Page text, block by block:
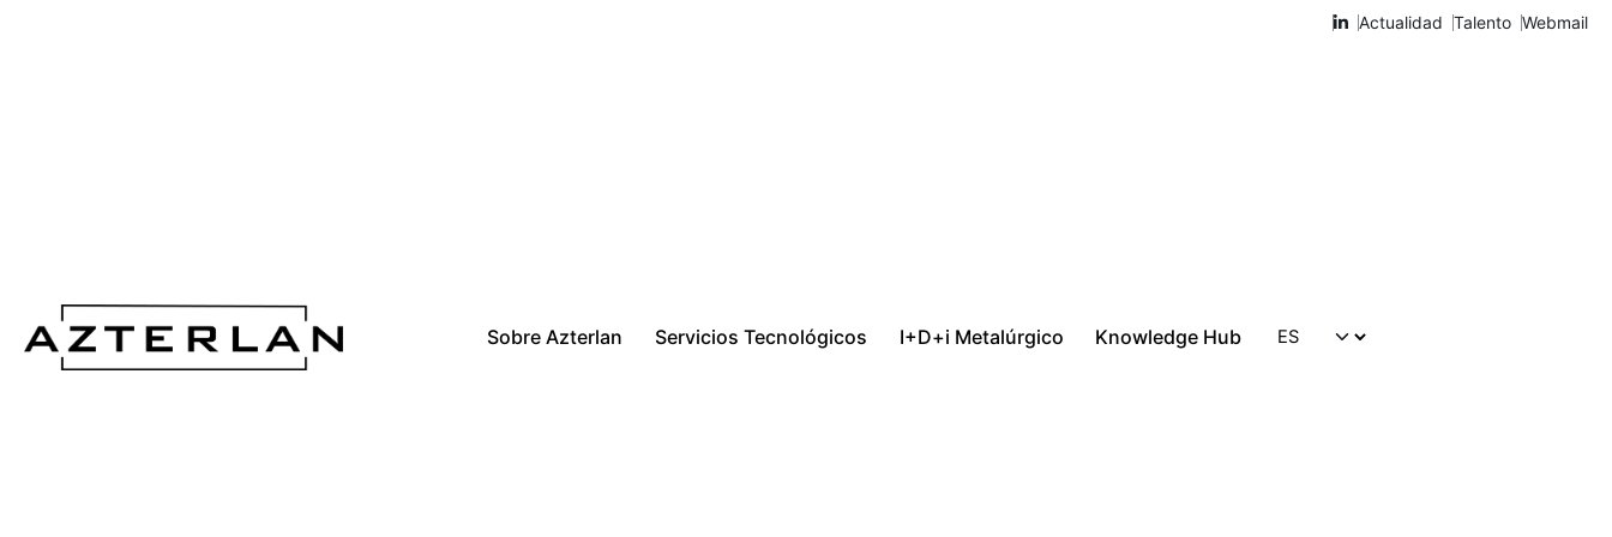
Actualidad Talento Webmail
Sobre Azterlan Servicios Tecnológicos I+D+i Metalúrgico Knowledge Hub